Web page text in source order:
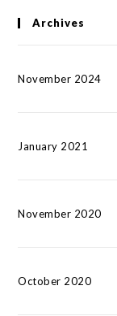
Archives
November 2024
January 2021
November 2020
October 2020